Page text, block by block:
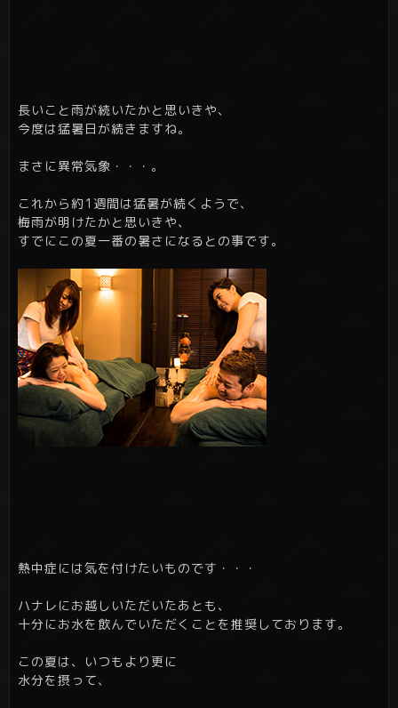
長いこと雨が続いたかと思いきや、
今度は猛暑日が続きますね。
まさに異常気象・・・。
これから約1週間は猛暑が続くようで、
梅雨が明けたかと思いきや、
すでにこの夏一番の暑さになるとの事です。
熱中症には気を付けたいものです・・・
ハナレにお越しいただいたあとも、
十分にお水を飲んでいただくことを推奨しております。
この夏は、いつもより更に
水分を摂って、